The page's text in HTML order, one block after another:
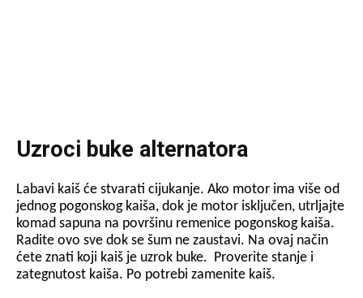
Uzroci buke alternatora
Labavi kaiš će stvarati cijukanje. Ako motor ima više od
jednog pogonskog kaiša, dok je motor isključen, utrljajte
komad sapuna na površinu remenice pogonskog kaiša.
Radite ovo sve dok se šum ne zaustavi. Na ovaj način
ćete znati koji kaiš je uzrok buke. Proverite stanje i
zategnutost kaiša. Po potrebi zamenite kaiš.